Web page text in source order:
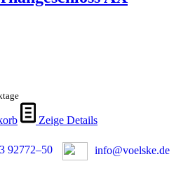
Zeige Details
92772–50 info@voelske.de